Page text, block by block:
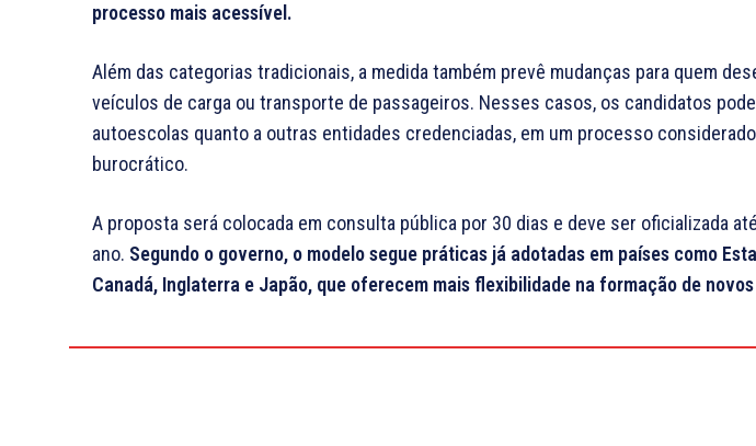
processo mais acessível.
Além das categorias tradicionais, a medida também prevê mudanças para quem
veículos de carga ou transporte de passageiros. Nesses casos, os candidatos
autoescolas quanto a outras entidades credenciadas, em um processo
burocrático.
A proposta será colocada em consulta pública por 30 dias e deve ser oficializada
ano. Segundo o governo, o modelo segue práticas já adotadas em países como
Canadá, Inglaterra e Japão, que oferecem mais flexibilidade na formação de